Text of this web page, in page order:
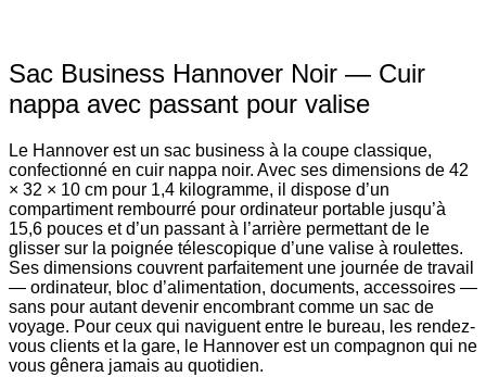
Sac Business Hannover Noir — Cuir
nappa avec passant pour valise
Le Hannover est un sac business à la coupe classique,
confectionné en cuir nappa noir. Avec ses dimensions de 42
× 32 × 10 cm pour 1,4 kilogramme, il dispose d’un
compartiment rembourré pour ordinateur portable jusqu’à
15,6 pouces et d’un passant à l’arrière permettant de le
glisser sur la poignée télescopique d’une valise à roulettes.
Ses dimensions couvrent parfaitement une journée de travail
— ordinateur, bloc d’alimentation, documents, accessoires —
sans pour autant devenir encombrant comme un sac de
voyage. Pour ceux qui naviguent entre le bureau, les rendez-
vous clients et la gare, le Hannover est un compagnon qui ne
vous gênera jamais au quotidien.